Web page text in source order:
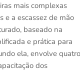
mais complexas
e a escassez de mão
baseado na
e prática para
ela, envolve quatro
dos